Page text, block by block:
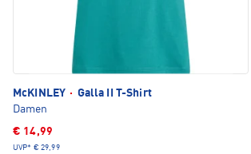
McKINLEY · Galla II T-Shirt
Damen
€ 14,99
UVP* € 29,99